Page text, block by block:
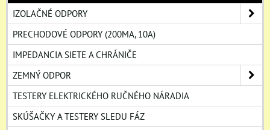
IZOLAČNÉ ODPORY
PRECHODOVÉ ODPORY (200MA, 10A)
IMPEDANCIA SIETE A CHRÁNIČE
ZEMNÝ ODPOR
TESTERY ELEKTRICKÉHO RUČNÉHO NÁRADIA
SKÚŠAČKY A TESTERY SLEDU FÁZ